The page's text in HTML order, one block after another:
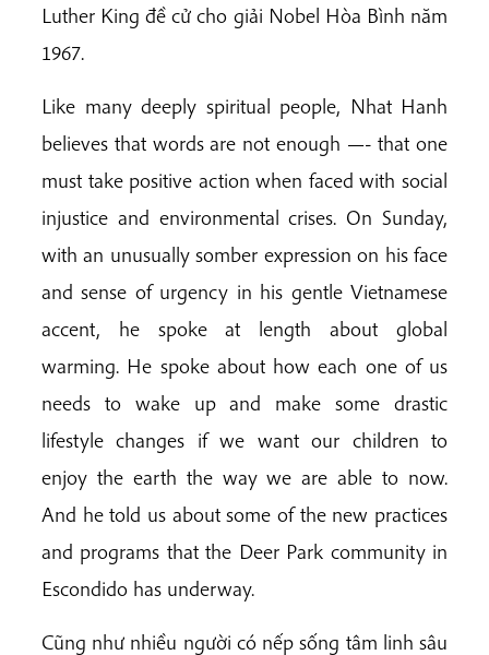
Luther King đề cử cho giải Nobel Hòa Bình năm
1967.
Like many deeply spiritual people, Nhat Hanh
believes that words are not enough —- that one
must take positive action when faced with social
injustice and environmental crises. On Sunday,
with an unusually somber expression on his face
and sense of urgency in his gentle Vietnamese
accent, he spoke at length about global
warming. He spoke about how each one of us
needs to wake up and make some drastic
lifestyle changes if we want our children to
enjoy the earth the way we are able to now.
And he told us about some of the new practices
and programs that the Deer Park community in
Escondido has underway.
Cũng như nhiều người có nếp sống tâm linh sâu